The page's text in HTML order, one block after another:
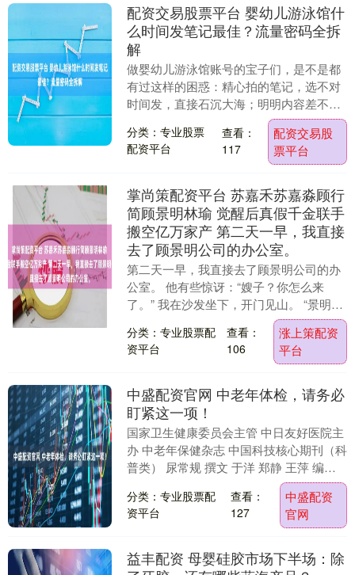
配资交易股票平台 婴幼儿游泳馆什
么时间发笔记最佳？流量密码全拆
解
做婴幼儿游泳馆账号的宝子们，是不是都
有过这样的困惑：精心拍的笔记，选不对
时间发，直接石沉大海；明明内容差不
多，别人发就有流量，自己发却无人问
津？耗费几小时打磨的....
分类：专业股票
配资平台
查看：
117
配资交易股
票平台
掌尚策配资平台 苏嘉禾苏嘉淼顾行
简顾景明林瑜 觉醒后真假千金联手
搬空亿万家产 第二天一早，我直接
去了顾景明公司的办公室。
第二天一早，我直接去了顾景明公司的办
公室。 他有些惊讶：“嫂子？你怎么来
了。” 我在沙发坐下，开门见山。 “景明，
我那个蠢货妹妹跑去机场不知道看见了什
么，回来眼....
分类：专业股票配
资平台
查看：
106
涨上策配资
平台
中盛配资官网 中老年体检，请务必
盯紧这一项！
国家卫生健康委员会主管 中日友好医院主
办 中老年保健杂志 中国科技核心期刊（科
普类） 尿常规 撰文 于洋 郑静 王萍 编辑
保健君 您有没有想过，其实尿液每天都....
分类：专业股票配
资平台
查看：
127
中盛配资
官网
益丰配资 母婴硅胶市场下半场：除